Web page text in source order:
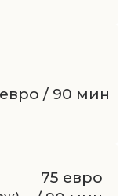
/ 90 мин
75 евро